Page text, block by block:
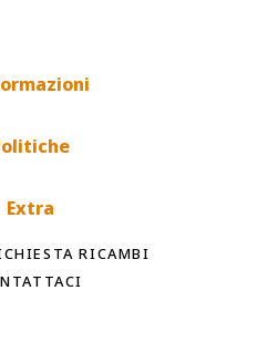
Extra
RICAMBI